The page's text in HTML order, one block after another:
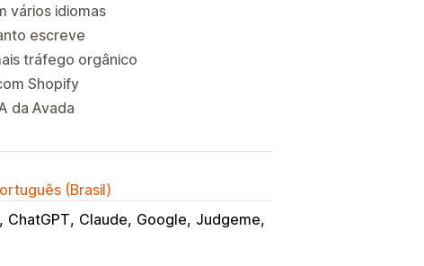
vários idiomas
escreve
tráfego orgânico
Shopify
da Avada
(Brasil)
ChatGPT Claude Google Judgeme